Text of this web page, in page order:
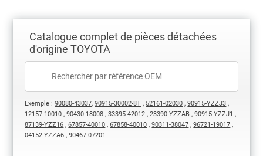
Catalogue complet de pièces détachées
d'origine TOYOTA
Exemple :90080-43037,90915-30002-8T , 52161-02030 ,90915-YZZJ3 ,
12157-10010 ,90430-18008 ,33395-42012 ,23390-YZZAB ,90915-YZZJ1 ,
87139-YZZ16 ,67857-40010 ,67858-40010 ,90311-38047 ,96721-19017 ,
04152-YZZA6 ,90467-07201